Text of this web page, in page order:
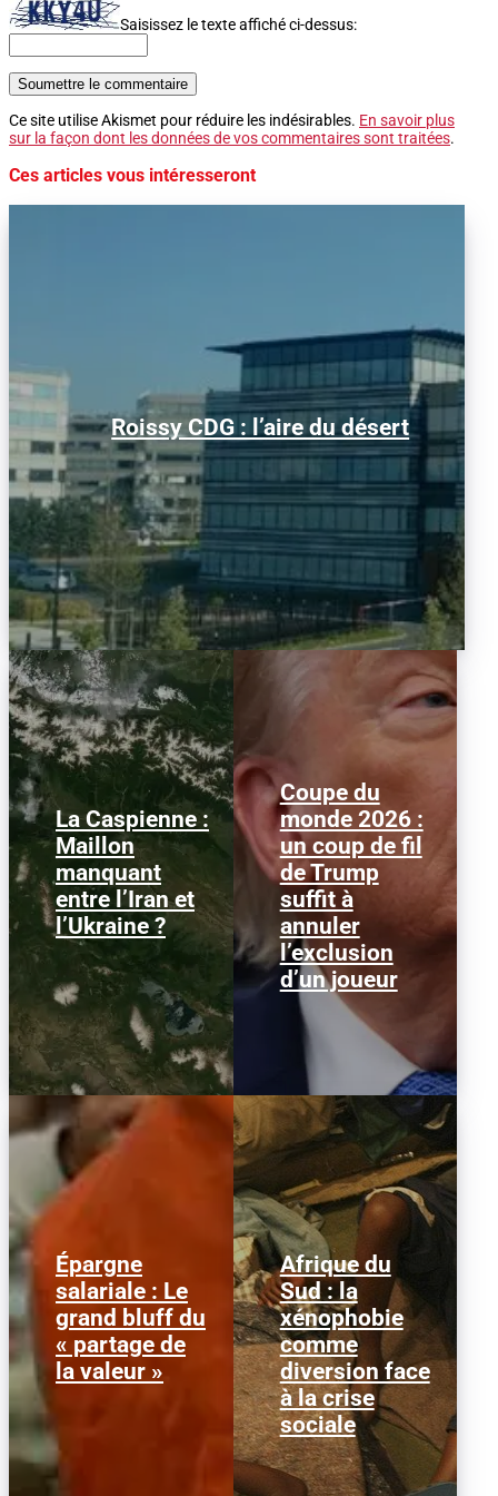
Saisissez le texte affiché ci-dessus:
Soumettre le commentaire
Ce site utilise Akismet pour réduire les indésirables. En savoir plus
sur la façon dont les données de vos commentaires sont traitées.
Ces articles vous intéresseront
Roissy CDG : l’aire du désert
Alors que le trafic aérien a retrouvé son
niveau d’avant la pandémie, les
conditions d’obtention...
La Caspienne :
Maillon
manquant
entre l’Iran et
l’Ukraine ?
Samedi 25 juillet 2026,
des drones ukrainiens
ont frappé plusieurs
cibles en mer Caspienne,
parmi...
Coupe du
monde 2026 :
un coup de fil
de Trump
suffit à
annuler
l’exclusion
d’un joueur
Le 1er juillet 2026,
l'attaquant américain
Folarin Balogun recevait
un carton rouge
parfaitement...
Épargne
salariale : Le
grand bluff du
« partage de
la valeur »
Alors que l'inflation et la
course aux profits
écrasent le pouvoir
d’achat, la loi « partage
de la...
Afrique du
Sud : la
xénophobie
comme
diversion face
à la crise
sociale
© HCR/ James Oatway
L’Afrique du Sud est
entrée dans une
séquence dangereuse.
Des groupes...